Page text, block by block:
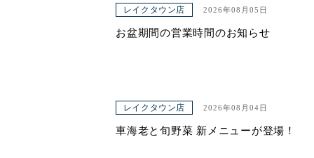
レイクタウン店 2026年08月05日
お盆期間の営業時間のお知らせ
レイクタウン店 2026年08月04日
車海老と旬野菜 新メニューが登場！